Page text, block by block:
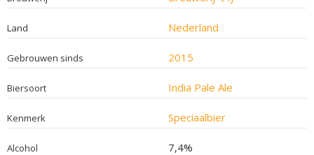
Land Nederland
Gebrouwen sinds 2015
Biersoort India Pale Ale
Kenmerk Speciaalbier
Alcohol 7,4%